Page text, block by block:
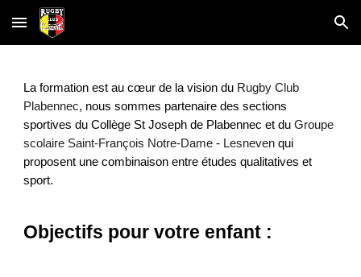
Skip to main content Skip to navigation
La formation est au cœur de la vision du Rugby Club
Plabennec, nous sommes partenaire des sections
sportives du Collège St Joseph de Plabennec et du Groupe
scolaire Saint-François Notre-Dame - Lesneven qui
proposent une combinaison entre études qualitatives et
sport.
Objectifs pour votre enfant :